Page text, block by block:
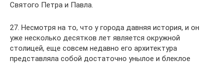
Святого Петра и Павла.
27. Несмотря на то, что у города давняя история, и он
уже несколько десятков лет является окружной
столицей, еще совсем недавно его архитектура
представляла собой достаточно унылое и блеклое